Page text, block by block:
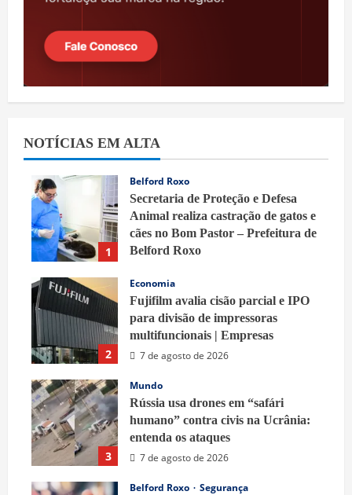
NOTÍCIAS EM ALTA
1
Belford Roxo
Secretaria de Proteção e Defesa
Animal realiza castração de gatos e
cães no Bom Pastor – Prefeitura de
Belford Roxo
2
Economia
Fujifilm avalia cisão parcial e IPO
para divisão de impressoras
multifuncionais | Empresas
7 de agosto de 2026
3
Mundo
Rússia usa drones em “safári
humano” contra civis na Ucrânia:
entenda os ataques
7 de agosto de 2026
Belford Roxo
Segurança